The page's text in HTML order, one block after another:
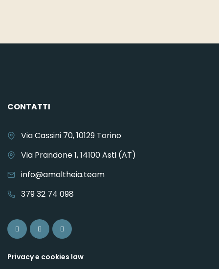
CONTATTI
Via Cassini 70, 10129 Torino
Via Prandone 1, 14100 Asti (AT)
info@amaltheia.team
379 32 74 098
Privacy e cookies law